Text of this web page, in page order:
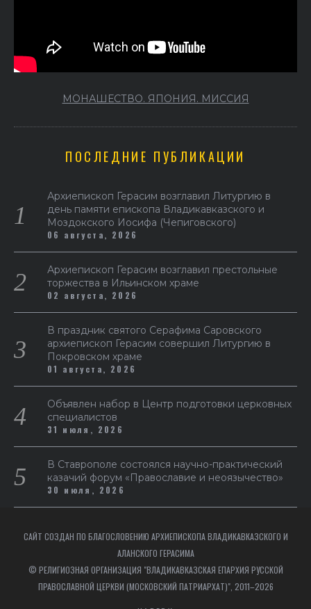
МОНАШЕСТВО. ЯПОНИЯ. МИССИЯ
ПОСЛЕДНИЕ ПУБЛИКАЦИИ
Архиепископ Герасим возглавил Литургию в
день памяти епископа Владикавказского и
Моздокского Иосифа (Чепиговского)
06 августа, 2026
Архиепископ Герасим возглавил престольные
торжества в Ильинском храме
02 августа, 2026
В праздник святого Серафима Саровского
архиепископ Герасим совершил Литургию в
Покровском храме
01 августа, 2026
Объявлен набор в Центр подготовки церковных
специалистов
31 июля, 2026
В Ставрополе состоялся научно-практический
казачий форум «Православие и неоязычество»
30 июля, 2026
САЙТ СОЗДАН ПО БЛАГОСЛОВЕНИЮ АРХИЕПИСКОПА ВЛАДИКАВКАЗСКОГО И
АЛАНСКОГО ГЕРАСИМА
© РЕЛИГИОЗНАЯ ОРГАНИЗАЦИЯ "ВЛАДИКАВКАЗСКАЯ ЕПАРХИЯ РУССКОЙ
ПРАВОСЛАВНОЙ ЦЕРКВИ (МОСКОВСКИЙ ПАТРИАРХАТ)", 2011–2026